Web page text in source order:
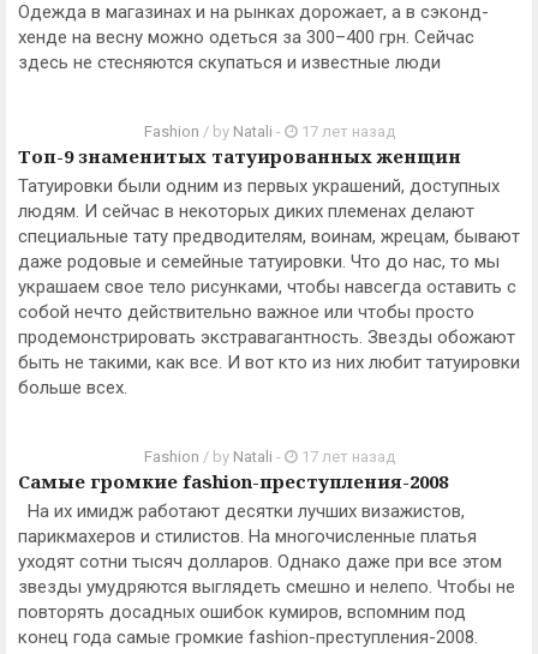
Одежда в магазинах и на рынках дорожает, а в сэконд-
хенде на весну можно одеться за 300–400 грн. Сейчас
здесь не стесняются скупаться и известные люди
Fashion / by Natali - 17 лет назад
Топ-9 знаменитых татуированных женщин
Татуировки были одним из первых украшений, доступных
людям. И сейчас в некоторых диких племенах делают
специальные тату предводителям, воинам, жрецам, бывают
даже родовые и семейные татуировки. Что до нас, то мы
украшаем свое тело рисунками, чтобы навсегда оставить с
собой нечто действительно важное или чтобы просто
продемонстрировать экстравагантность. Звезды обожают
быть не такими, как все. И вот кто из них любит татуировки
больше всех.
Fashion / by Natali - 17 лет назад
Самые громкие fashion-преступления-2008
На их имидж работают десятки лучших визажистов,
парикмахеров и стилистов. На многочисленные платья
уходят сотни тысяч долларов. Однако даже при все этом
звезды умудряются выглядеть смешно и нелепо. Чтобы не
повторять досадных ошибок кумиров, вспомним под
конец года cамые громкие fashion-преступления-2008.